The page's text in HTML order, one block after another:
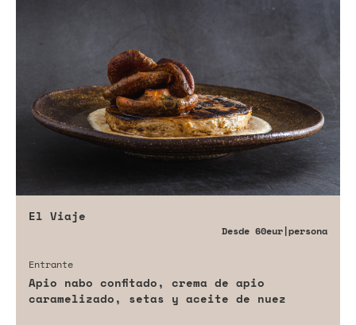
El Viaje
Desde 60eur|persona
Entrante
Apio nabo confitado, crema de apio
caramelizado, setas y aceite de nuez